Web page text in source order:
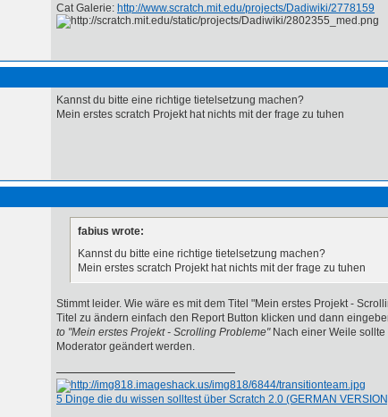
Cat Galerie: http://www.scratch.mit.edu/projects/Dadiwiki/2778159
Kannst du bitte eine richtige tietelsetzung machen?
Mein erstes scratch Projekt hat nichts mit der frage zu tuhen
fabius wrote:
Kannst du bitte eine richtige tietelsetzung machen?
Mein erstes scratch Projekt hat nichts mit der frage zu tuhen
Stimmt leider. Wie wäre es mit dem Titel "Mein erstes Projekt -
Titel zu ändern einfach den Report Button klicken und dann
to "Mein erstes Projekt - Scrolling Probleme"Nach einer Weile sollte
Moderator geändert werden.
5 Dinge die du wissen solltest über Scratch 2.0 (GERMAN